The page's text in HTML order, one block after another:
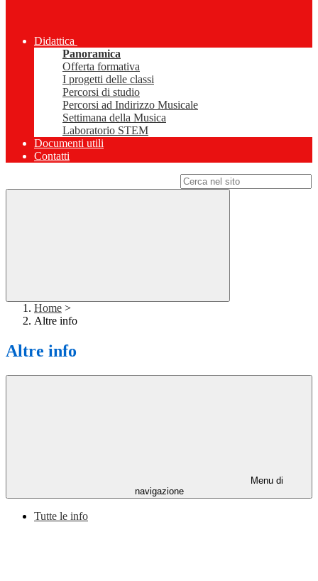
Didattica
Panoramica
Offerta formativa
I progetti delle classi
Percorsi di studio
Percorsi ad Indirizzo Musicale
Settimana della Musica
Laboratorio STEM
Documenti utili
Contatti
Home >
Altre info
Altre info
Menu di
navigazione
Tutte le info